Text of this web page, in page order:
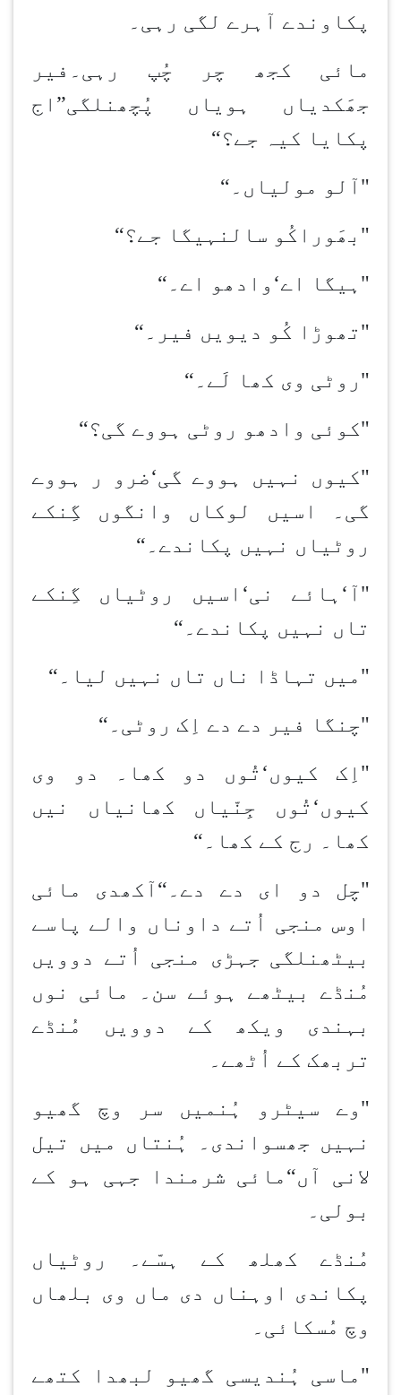
پکاون دے آہرے لگی رہی۔
مائی کجھ چر چُپ رہی۔فیر
جھَکدیاں ہویاں پُچھن لگی” اج
پکایا کیہ جے؟“
"آلو مولیاں۔ “
"بھَوراکُو سالن ہیگا جے؟“
"ہیگا اے‘ وادھو اے۔ “
"تھوڑا کُو دیویں فیر۔ “
"روٹی وی کھا لَے۔ “
"کوئی وادھو روٹی ہووے گی؟“
"کیوں نہیں ہووے گی‘ضرو ر ہووے
گی۔ اسیں لوکاں وانگوں گِن کے
روٹیاں نہیں پکاندے۔ “
"آ ‘ ہائے نی‘ اسیں روٹیاں گِن کے
تاں نہیں پکاندے۔ “
"میں تہاڈا ناں تاں نہیں لیا۔ “
"چنگا فیر دے دے اِک روٹی۔ “
"اِک کیوں‘ تُوں دو کھا۔ دو وی
کیوں‘ تُوں جِنّیاں کھانیاں نیں
کھا۔ رج کے کھا۔ “
"چل دو ای دے دے۔ “آکھدی مائی
اوس منجی اُتے داوناں والے پاسے
بیٹھن لگی جہڑی منجی اُتے دوویں
مُنڈے بیٹھے ہوئے سن۔ مائی نوں
بہندی ویکھ کے دوویں مُنڈے
تربھک کے اُٹھے۔
"وے سیٹرو ہُن میں سر وچ گھیو
نہیں جھسواندی۔ ہُن تاں میں تیل
لانی آں“مائی شرمندا جہی ہو کے
بولی۔
مُنڈے کھلھ کے ہسّے۔ روٹیاں
پکاندی اوہناں دی ماں وی بلھاں
وچ مُسکائی۔
"ماسی ہُن دیسی گھیو لبھدا کتھے